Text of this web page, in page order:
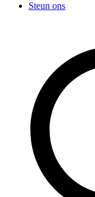
Steun ons